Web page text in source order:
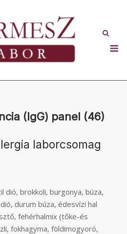
(IgG) panel (46)
laborcsomag
dió, brokkoli, burgonya, búza,
durum búza, édesvízi hal
fehérhalmix (tőke-és
fokhagyma, földimogyoró,